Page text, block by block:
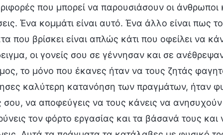
που μπορεί να παρουσιάσουν οι
Ένα κομμάτι είναι αυτό. Ένα άλλο είναι πως
που βρίσκει είναι απλώς κάτι που οφείλει να
οι γονείς σου σε γέννησαν και σε
το μόνο που έκανες ήταν να τους ζητάς
καλύτερη κατανόηση των πραγμάτων, ήταν
σου, να αποφεύγεις να τους κάνεις να
τον φόρτο εργασίας και τα βάσανά τους